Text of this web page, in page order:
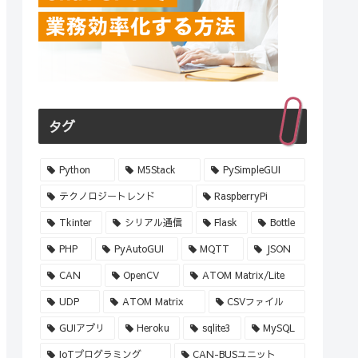
タグ
Python M5Stack PySimpleGUI
テクノロジートレンド RaspberryPi
Tkinter シリアル通信 Flask Bottle
PHP PyAutoGUI MQTT JSON
CAN OpenCV ATOM Matrix/Lite
UDP ATOM Matrix CSVファイル
GUIアプリ Heroku sqlite3 MySQL
IoTプログラミング CAN-BUSユニット